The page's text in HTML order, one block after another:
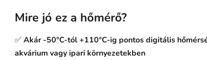
Mire jó ez a hőmérő?
✅ Akár -50°C-tól +110°C-ig pontos digitális
akvárium vagy ipari környezetekben